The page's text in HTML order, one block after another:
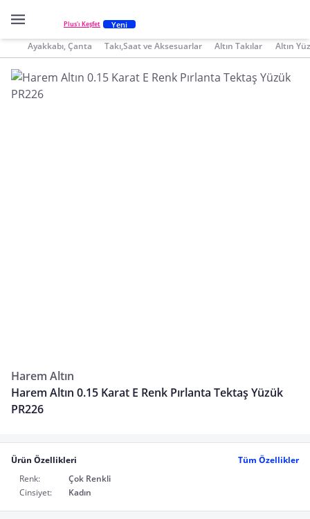
Plus'ı Keşfet Yeni
Ayakkabı, Çanta Takı,Saat ve Aksesuarlar Altın Takılar Altın
Harem Altın
Harem Altın 0.15 Karat E Renk Pırlanta Tektaş Yüzük
PR226
Ürün Özellikleri
Tüm Özellikler
Renk:
Çok Renkli
Cinsiyet:
Kadın